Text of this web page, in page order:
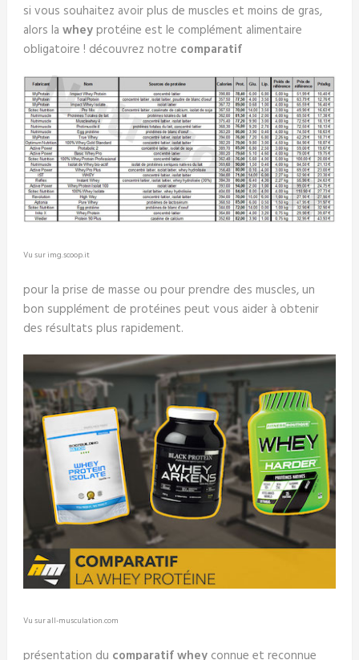
si vous souhaitez avoir plus de muscles et moins de gras,
alors la wheyprotéine est le complément alimentaire
obligatoire ! découvrez notre comparatif
Vu sur img.scoop.it
pour la prise de masse ou pour prendre des muscles, un
bon supplément de protéines peut vous aider à obtenir
des résultats plus rapidement.
Vu sur all-musculation.com